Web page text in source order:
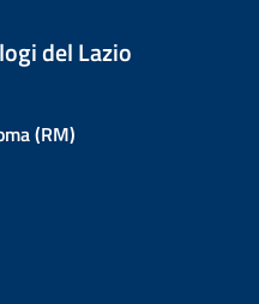
del Lazio
(RM)